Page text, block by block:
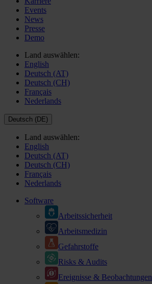
Events
News
Presse
Demo
Land auswählen:
English
Deutsch (AT)
Deutsch (CH)
Français
Nederlands
Deutsch (DE)
Land auswählen:
English
Deutsch (AT)
Deutsch (CH)
Français
Nederlands
Software
Arbeitssicherheit
Arbeitsmedizin
Gefahrstoffe
Risks & Audits
Ereignisse & Beobachtungen